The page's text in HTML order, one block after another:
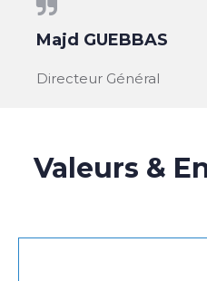
Majd GUEBBAS
Directeur Général
Valeurs &